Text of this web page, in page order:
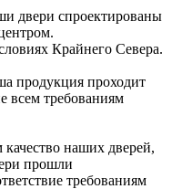
двери спроектированы
Крайнего Севера.
продукция проходит
всем требованиям
наших дверей,
прошли
требованиям